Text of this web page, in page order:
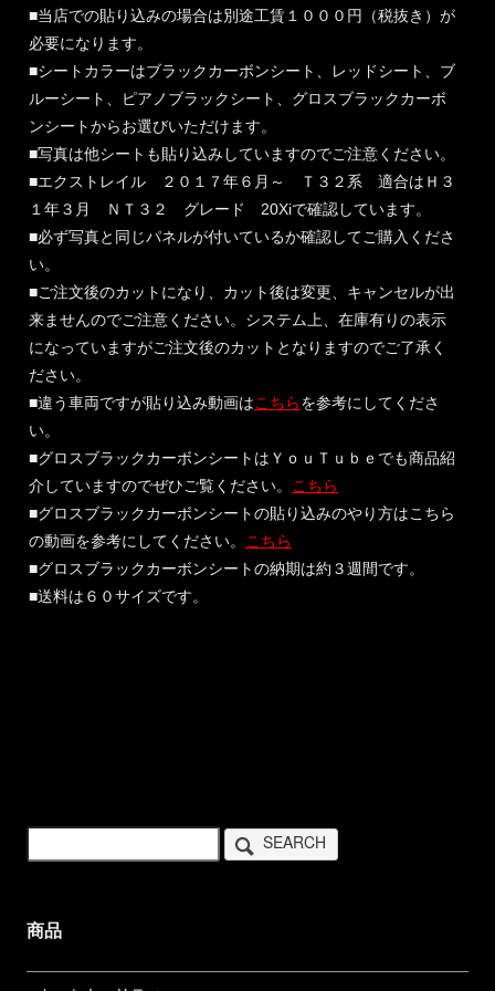
■当店での貼り込みの場合は別途工賃１０００円（税抜き）が
必要になります。
■シートカラーはブラックカーボンシート、レッドシート、ブ
ルーシート、ピアノブラックシート、グロスブラックカーボ
ンシートからお選びいただけます。
■写真は他シートも貼り込みしていますのでご注意ください。
■エクストレイル ２０１７年６月～ Ｔ３２系 適合はＨ３
１年３月 ＮＴ３２ グレード 20Xiで確認しています。
■必ず写真と同じパネルが付いているか確認してご購入くださ
い。
■ご注文後のカットになり、カット後は変更、キャンセルが出
来ませんのでご注意ください。システム上、在庫有りの表示
になっていますがご注文後のカットとなりますのでご了承く
ださい。
■違う車両ですが貼り込み動画はこちらを参考にしてくださ
い。
■グロスブラックカーボンシートはＹｏｕＴｕｂｅでも商品紹
介していますのでぜひご覧ください。 こちら
■グロスブラックカーボンシートの貼り込みのやり方はこちら
の動画を参考にしてください。 こちら
■グロスブラックカーボンシートの納期は約３週間です。
■送料は６０サイズです。
SEARCH
商品